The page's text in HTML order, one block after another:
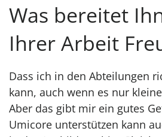
Was bereitet
Ihrer Arbeit
Dass ich in den Abteilungen
kann, auch wenn es nur
Aber das gibt mir ein gutes
Umicore unterstützen kann